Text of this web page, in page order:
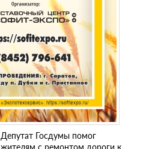
Депутат Госдумы помог